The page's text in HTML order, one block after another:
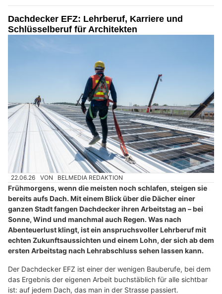
Dachdecker EFZ: Lehrberuf, Karriere und
Schlüsselberuf für Architekten
22.06.26 VON BELMEDIA REDAKTION
Frühmorgens, wenn die meisten noch schlafen, steigen sie
bereits aufs Dach. Mit einem Blick über die Dächer einer
ganzen Stadt fangen Dachdecker ihren Arbeitstag an – bei
Sonne, Wind und manchmal auch Regen. Was nach
Abenteuerlust klingt, ist ein anspruchsvoller Lehrberuf mit
echten Zukunftsaussichten und einem Lohn, der sich ab dem
ersten Arbeitstag nach Lehrabschluss sehen lassen kann.
Der Dachdecker EFZ ist einer der wenigen Bauberufe, bei dem
das Ergebnis der eigenen Arbeit buchstäblich für alle sichtbar
ist: auf jedem Dach, das man in der Strasse passiert.